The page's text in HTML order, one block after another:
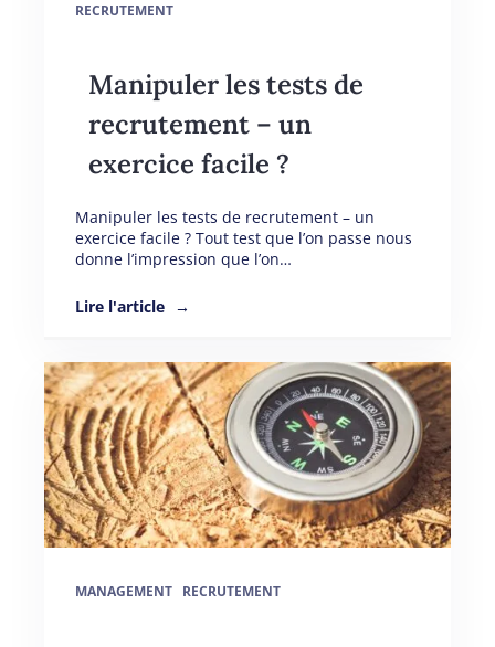
RECRUTEMENT
Manipuler les tests de
recrutement – un
exercice facile ?
Manipuler les tests de recrutement – un
exercice facile ? Tout test que l’on passe nous
donne l’impression que l’on…
Lire l'article
MANAGEMENT RECRUTEMENT